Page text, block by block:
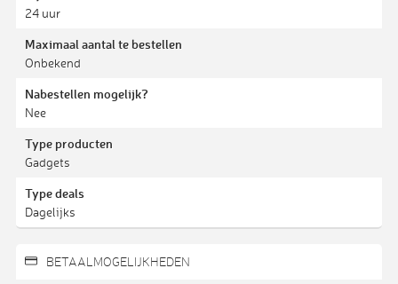
24 uur
Maximaal aantal te bestellen
Onbekend
Nabestellen mogelijk?
Nee
Type producten
Gadgets
Type deals
Dagelijks
BETAALMOGELIJKHEDEN